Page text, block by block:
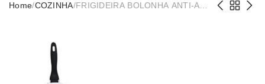
Home/COZINHA/FRIGIDEIRA BOLONHA ANTI-AD